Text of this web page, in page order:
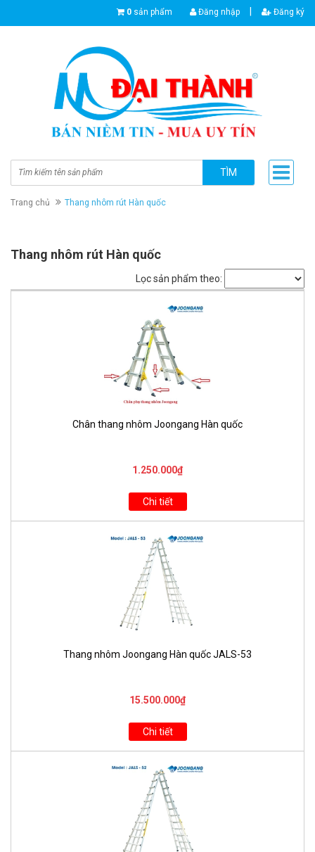
0 sản phẩm Đăng nhập Đăng ký
TÌM
Trang chủ Thang nhôm rút Hàn quốc
Thang nhôm rút Hàn quốc
Lọc sản phẩm theo:
Chân thang nhôm Joongang Hàn quốc
1.250.000₫
Chi tiết
Thang nhôm Joongang Hàn quốc JALS-53
15.500.000₫
Chi tiết